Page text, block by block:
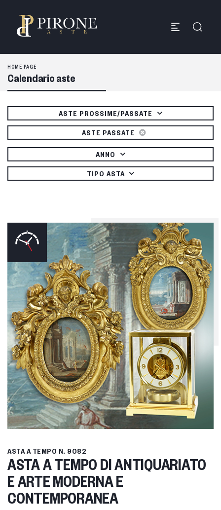
HOME PAGE
Calendario aste
ASTE PROSSIME/PASSATE
ASTE PASSATE
ANNO
TIPO ASTA
ASTA A TEMPO N. 9082
ASTA A TEMPO DI ANTIQUARIATO
E ARTE MODERNA E
CONTEMPORANEA